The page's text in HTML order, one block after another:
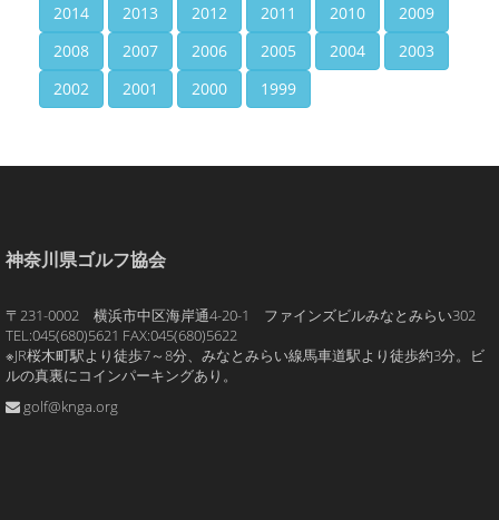
2014
2013 2012 2011 2010
2009
2008
2007 2006 2005 2004
2003
2002
2001 2000 1999
神奈川県ゴルフ協会
〒231-0002 横浜市中区海岸通4-20-1 ファインズビルみなとみらい302
TEL:045(680)5621 FAX:045(680)5622
※JR桜木町駅より徒歩7～8分、みなとみらい線馬車道駅より徒歩約3分。ビ
ルの真裏にコインパーキングあり。
golf@knga.org